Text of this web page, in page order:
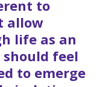
to
allow
life as an
feel
to emerge